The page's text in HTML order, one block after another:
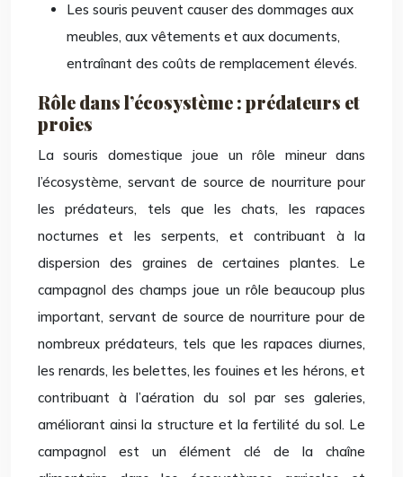
Les souris peuvent causer des dommages aux
meubles, aux vêtements et aux documents,
entraînant des coûts de remplacement élevés.
Rôle dans l’écosystème : prédateurs et
proies
La souris domestique joue un rôle mineur dans
l’écosystème, servant de source de nourriture pour
les prédateurs, tels que les chats, les rapaces
nocturnes et les serpents, et contribuant à la
dispersion des graines de certaines plantes. Le
campagnol des champs joue un rôle beaucoup plus
important, servant de source de nourriture pour de
nombreux prédateurs, tels que les rapaces diurnes,
les renards, les belettes, les fouines et les hérons, et
contribuant à l’aération du sol par ses galeries,
améliorant ainsi la structure et la fertilité du sol. Le
campagnol est un élément clé de la chaîne